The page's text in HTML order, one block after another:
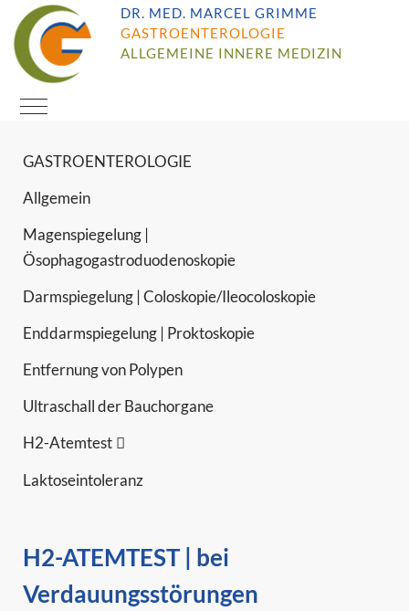
DR. MED. MARCEL GRIMME
GASTROENTEROLOGIE
ALLGEMEINE INNERE MEDIZIN
Mobile Menu Toggle
GASTROENTEROLOGIE
Allgemein
Magenspiegelung |
Ösophagogastroduodenoskopie
Darmspiegelung | Coloskopie/Ileocoloskopie
Enddarmspiegelung | Proktoskopie
Entfernung von Polypen
Ultraschall der Bauchorgane
H2-Atemtest
Laktoseintoleranz
H2-ATEMTEST | bei
Verdauungsstörungen